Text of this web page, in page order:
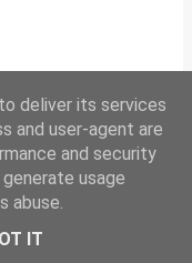
deliver its services
and user-agent are
and security
usage
abuse.
IT